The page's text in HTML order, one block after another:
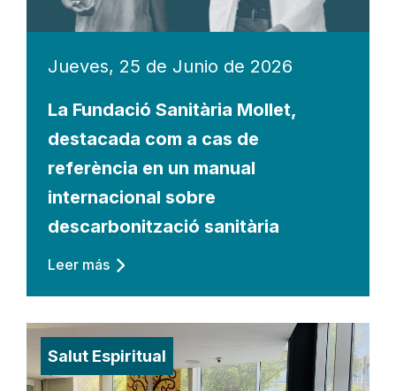
Jueves, 25 de Junio de 2026
La Fundació Sanitària Mollet,
destacada com a cas de
referència en un manual
internacional sobre
descarbonització sanitària
Leer más
Salut Espiritual